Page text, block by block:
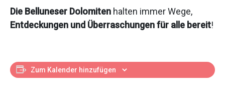
Die Belluneser Dolomiten halten immer Wege,
Entdeckungen und Überraschungen für alle bereit!
Zum Kalender hinzufügen